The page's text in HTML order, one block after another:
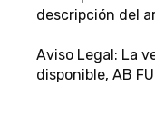
descripción del
Aviso Legal: La
disponible, AB